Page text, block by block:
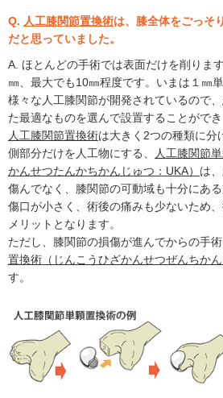
Q. 人工膝関節置換術は、膝全体をごっそ
だと思っていました。
A. ほとんどの手術では表面だけを削りま
㎜、最大でも10㎜程度です。いまは１㎜
様々な人工膝関節が開発されているので
た最適なものを選んで設置することができ
人工膝関節置換術は大きく2つの種類に分
側部分だけを人工物にする、
人工膝関節
かんせつたんかちかんじゅつ：UKA） は
傷んでなく、膝関節の可動域も十分にある
傷口が小さく、術後の痛みも少ないため
メリットとなります。
ただし、膝関節の損傷が進んでからの手術
置換術（じんこうひざかんせつぜんちかん
す。